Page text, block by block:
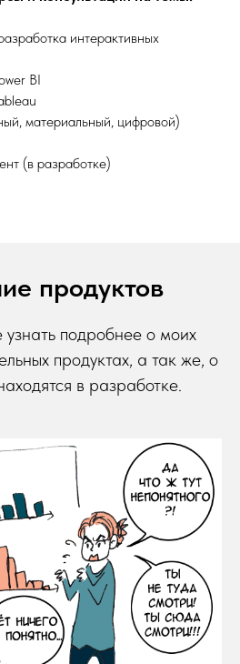
интерактивных
BI
материальный, цифровой)
(в разработке)
продуктов
подробнее о моих
продуктах, а так же, о
в разработке.